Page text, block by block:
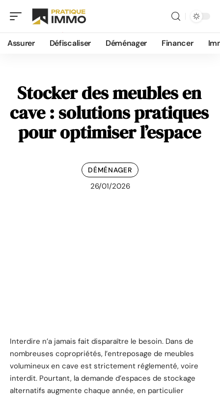
Assurer Défiscaliser Déménager Financer
Stocker des meubles en
cave : solutions pratiques
pour optimiser l’espace
DÉMÉNAGER
26/01/2026
Interdire n’a jamais fait disparaître le besoin. Dans de
nombreuses copropriétés, l’entreposage de meubles
volumineux en cave est strictement réglementé, voire
interdit. Pourtant, la demande d’espaces de stockage
alternatifs augmente chaque année, en particulier